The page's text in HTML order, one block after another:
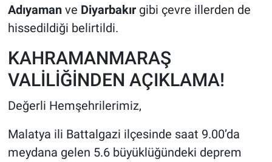
Adıyaman ve Diyarbakırgibi çevre illerden de
hissedildiği belirtildi.
KAHRAMANMARAŞ
VALİLİĞİNDEN AÇIKLAMA!
Değerli Hemşehrilerimiz,
Malatya ili Battalgazi ilçesinde saat 9.00’da
meydana gelen 5.6 büyüklüğündeki deprem